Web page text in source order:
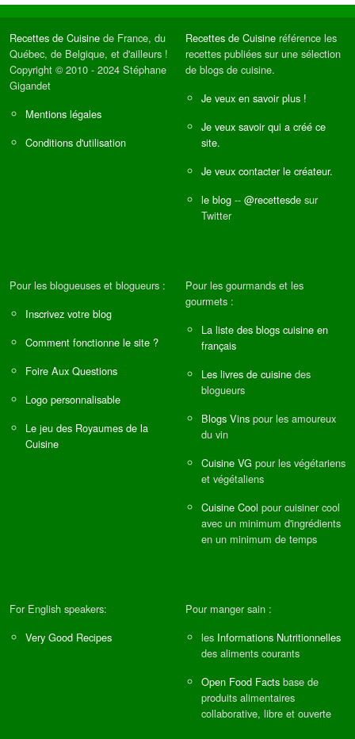
Recettes de Cuisine de France, du
Québec, de Belgique, et d'ailleurs !
Copyright © 2010 - 2024 Stéphane
Gigandet
Mentions légales
Conditions d'utilisation
Recettes de Cuisine référence les
recettes publiées sur une sélection
de blogs de cuisine.
Je veux en savoir plus !
Je veux savoir qui a créé ce
site.
Je veux contacter le créateur.
le blog -- @recettesde sur
Twitter
Pour les blogueuses et blogueurs :
Inscrivez votre blog
Comment fonctionne le site ?
Foire Aux Questions
Logo personnalisable
Le jeu des Royaumes de la
Cuisine
Pour les gourmands et les
gourmets :
La liste des blogs cuisine en
français
Les livres de cuisine des
blogueurs
Blogs Vins pour les amoureux
du vin
Cuisine VG pour les végétariens
et végétaliens
Cuisine Cool pour cuisiner cool
avec un minimum d'ingrédients
en un minimum de temps
For English speakers:
Very Good Recipes
Pour manger sain :
les Informations Nutritionnelles
des aliments courants
Open Food Facts base de
produits alimentaires
collaborative, libre et ouverte